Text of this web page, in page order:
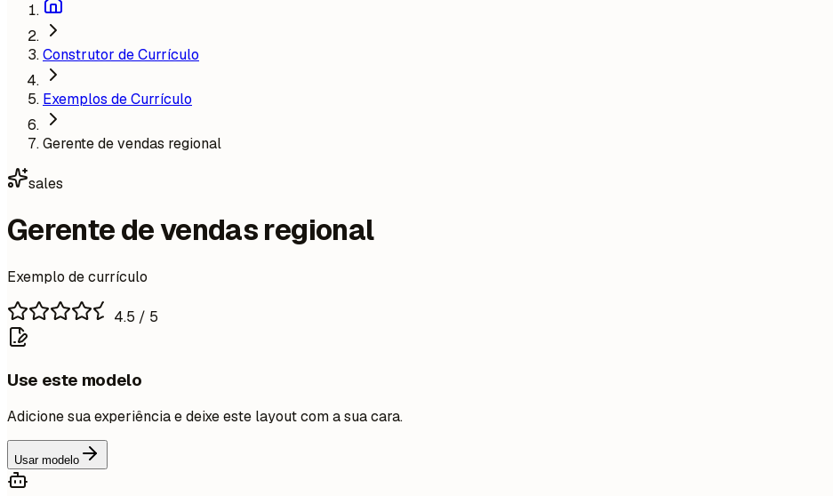
Construtor de Currículo
Exemplos de Currículo
Gerente de vendas regional
sales
Gerente de vendas regional
Exemplo de currículo
4.5 / 5
Use este modelo
Adicione sua experiência e deixe este layout com a sua cara.
Usar modelo